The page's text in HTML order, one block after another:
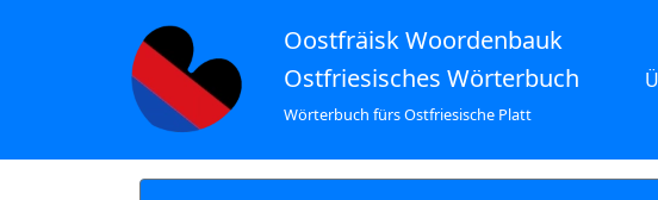
Oostfräisk Woordenbauk
Ostfriesisches Wörterbuch
Wörterbuch fürs Ostfriesische Platt